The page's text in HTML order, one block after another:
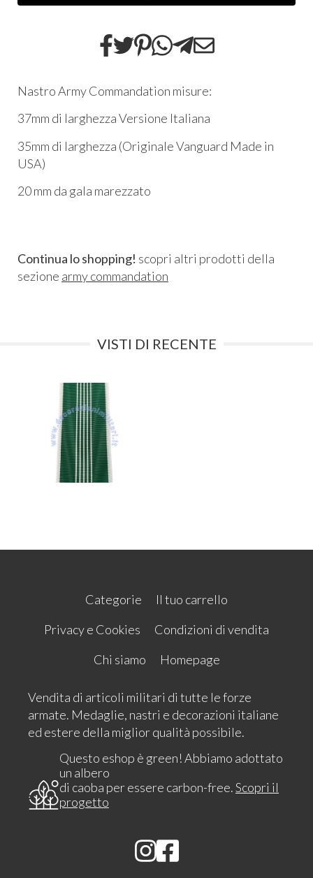
Nastro Army Commandation misure:
37mm di larghezza Versione Italiana
35mm di larghezza (Originale Vanguard Made in
USA)
20 mm da gala marezzato
Continua lo shopping! scopri altri prodotti della
sezione army commandation
VISTI DI RECENTE
Categorie
Il tuo carrello
Privacy e Cookies
Condizioni di vendita
Chi siamo
Homepage
Vendita di articoli militari di tutte le forze
armate. Medaglie, nastri e decorazioni italiane
ed estere della miglior qualità possibile.
Questo eshop è green! Abbiamo adottato
un albero
di caoba per essere carbon-free.Scopri il
progetto